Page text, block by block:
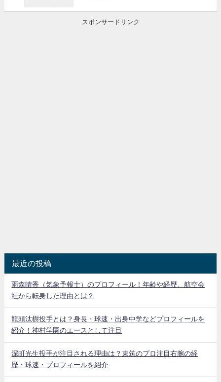
スポンサードリンク
最近の投稿
雨森晴香（気象予報士）のプロフィール！年齢や経歴、航空会
社から転身した理由とは？
龍頭汰樹投手とは？身長・球速・出身中学などプロフィールを
紹介！神村学園のエースとして注目
深町光生投手が注目される理由は？東筑のプロ注目右腕の経
歴・球速・プロフィールを紹介